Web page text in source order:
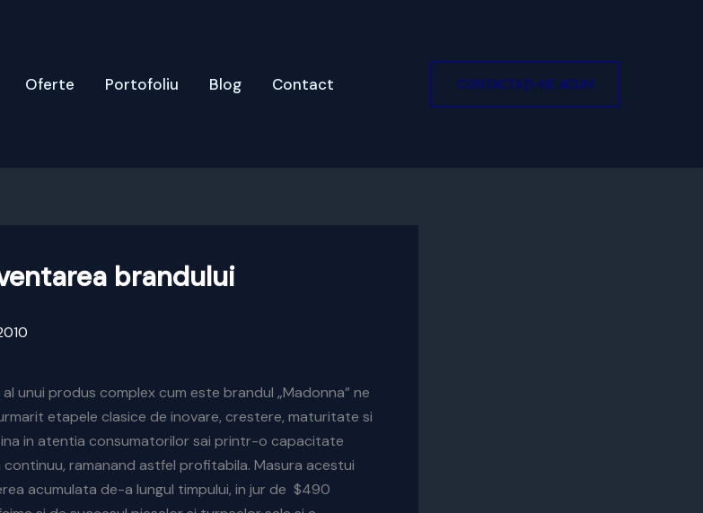
Oferte Portofoliu Blog Contact CONTACTAȚI-NE ACUM
brandului
unui produs complex cum este brandul „Madonna” ne
etapele clasice de inovare, crestere, maturitate si
in atentia consumatorilor sai printr-o capacitate
ramanand astfel profitabila. Masura acestui
acumulata de-a lungul timpului, in jur de $490